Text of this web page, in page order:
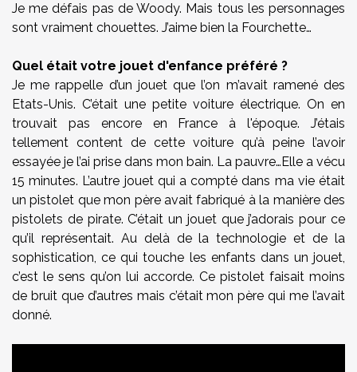
Je me défais pas de Woody. Mais tous les personnages
sont vraiment chouettes. J’aime bien la Fourchette…
Quel était votre jouet d'enfance préféré ?
Je me rappelle d’un jouet que l’on m’avait ramené des
Etats-Unis. C’était une petite voiture électrique. On en
trouvait pas encore en France à l'époque. J’étais
tellement content de cette voiture qu’à peine l’avoir
essayée je l’ai prise dans mon bain. La pauvre…Elle a vécu
15 minutes. L’autre jouet qui a compté dans ma vie était
un pistolet que mon père avait fabriqué à la manière des
pistolets de pirate. C’était un jouet que j’adorais pour ce
qu’il représentait. Au delà de la technologie et de la
sophistication, ce qui touche les enfants dans un jouet,
c’est le sens qu’on lui accorde. Ce pistolet faisait moins
de bruit que d’autres mais c’était mon père qui me l’avait
donné.